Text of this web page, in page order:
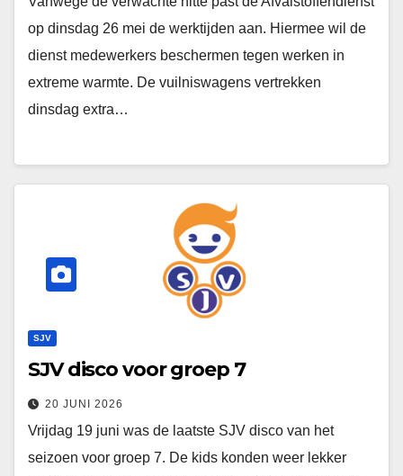
op dinsdag 26 mei de werktijden aan. Hiermee wil de
dienst medewerkers beschermen tegen werken in
extreme warmte. De vuilniswagens vertrekken
dinsdag extra…
SJV
SJV disco voor groep 7
20 JUNI 2026
Vrijdag 19 juni was de laatste SJV disco van het
seizoen voor groep 7. De kids konden weer lekker